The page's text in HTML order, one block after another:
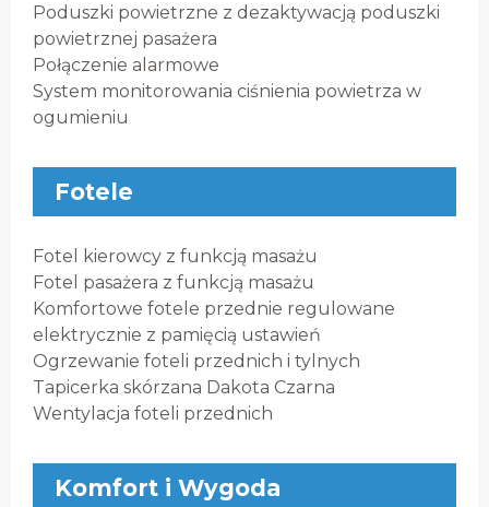
Poduszki powietrzne z dezaktywacją poduszki
powietrznej pasażera
Połączenie alarmowe
System monitorowania ciśnienia powietrza w
ogumieniu
Fotele
Fotel kierowcy z funkcją masażu
Fotel pasażera z funkcją masażu
Komfortowe fotele przednie regulowane
elektrycznie z pamięcią ustawień
Ogrzewanie foteli przednich i tylnych
Tapicerka skórzana Dakota Czarna
Wentylacja foteli przednich
Komfort i Wygoda